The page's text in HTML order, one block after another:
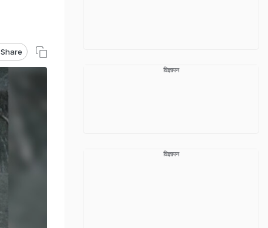
Share
विज्ञापन
विज्ञापन